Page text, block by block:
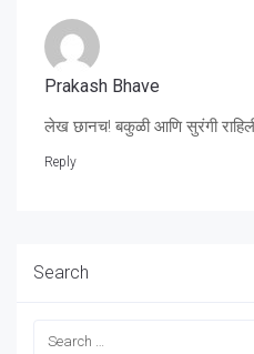
Prakash Bhave
लेख छानच! बकुळी आणि सुरंगी
Reply
Search